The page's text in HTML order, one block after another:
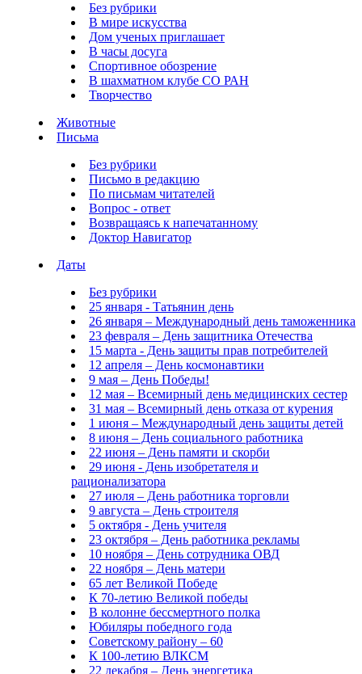
Без рубрики
В мире искусства
Дом ученых приглашает
В часы досуга
Спортивное обозрение
В шахматном клубе СО РАН
Творчество
Животные
Письма
Без рубрики
Письмо в редакцию
По письмам читателей
Вопрос - ответ
Возвращаясь к напечатанному
Доктор Навигатор
Даты
Без рубрики
25 января - Татьянин день
26 января – Международный день таможенника
23 февраля – День защитника Отечества
15 марта - День защиты прав потребителей
12 апреля – День космонавтики
9 мая – День Победы!
12 мая – Всемирный день медицинских сестер
31 мая – Всемирный день отказа от курения
1 июня – Международный день защиты детей
8 июня – День социального работника
22 июня – День памяти и скорби
29 июня - День изобретателя и
рационализатора
27 июля – День работника торговли
9 августа – День строителя
5 октября - День учителя
23 октября – День работника рекламы
10 ноября – День сотрудника ОВД
22 ноября – День матери
65 лет Великой Победе
К 70-летию Великой победы
В колонне бессмертного полка
Юбиляры победного года
Советскому району – 60
К 100-летию ВЛКСМ
22 декабря – День энергетика